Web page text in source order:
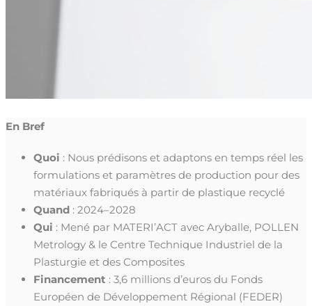
En Bref
Quoi : Nous prédisons et adaptons en temps réel les
formulations et paramètres de production pour des
matériaux fabriqués à partir de plastique recyclé
Quand : 2024–2028
Qui : Mené par MATERI’ACT avec Aryballe, POLLEN
Metrology & le Centre Technique Industriel de la
Plasturgie et des Composites
Financement : 3,6 millions d’euros du Fonds
Européen de Développement Régional (FEDER)